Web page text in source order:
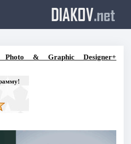
DIAKOV.net
Photo & Graphic Designer+